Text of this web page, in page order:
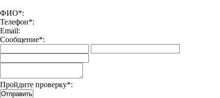
ФИО*:
Телефон*:
Email:
Сообщение*:
Пройдите проверку*:
Отправить